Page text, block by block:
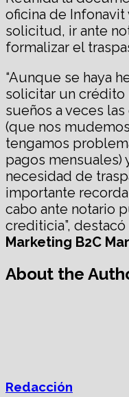
oficina de Infonavit
solicitud, ir ante
formalizar el
“Aunque se haya
solicitar un crédito
sueños a veces
(que nos
tengamos
pagos mensuales)
necesidad de
importante
cabo ante notario
crediticia”,
Marketing B2C
About the
Redacción